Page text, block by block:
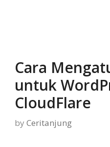
Cara
untuk
CloudFlare
by Ceritanjung